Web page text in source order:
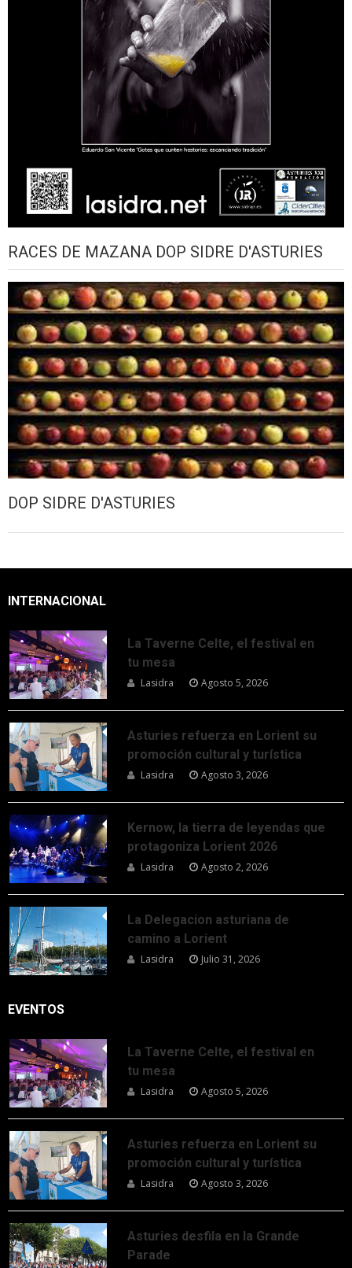
RACES DE MAZANA DOP SIDRE D'ASTURIES
DOP SIDRE D'ASTURIES
INTERNACIONAL
La Taverne Celte, el festival en
tu mesa
Lasidra Agosto 5, 2026
Asturies refuerza en Lorient su
promoción cultural y turística
Lasidra Agosto 3, 2026
Kernow, la tierra de leyendas que
protagoniza Lorient 2026
Lasidra Agosto 2, 2026
La Delegacion asturiana de
camino a Lorient
Lasidra Julio 31, 2026
EVENTOS
La Taverne Celte, el festival en
tu mesa
Lasidra Agosto 5, 2026
Asturies refuerza en Lorient su
promoción cultural y turística
Lasidra Agosto 3, 2026
Asturies desfila en la Grande
Parade